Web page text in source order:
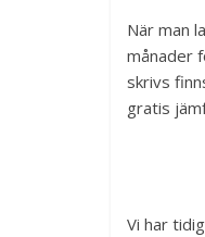
När man
månader
skrivs
gratis
Vi har